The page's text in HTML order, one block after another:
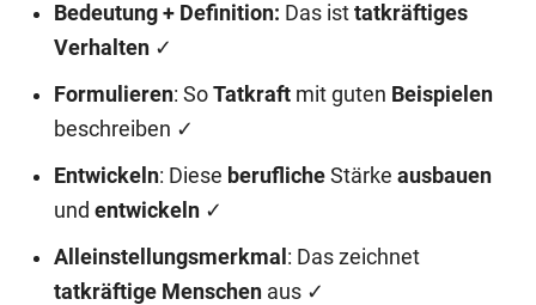
Bedeutung + Definition: Das ist tatkräftiges
Verhalten ✓
Formulieren: So Tatkraft mit guten Beispielen
beschreiben ✓
Entwickeln: Diese berufliche Stärke ausbauen
und entwickeln ✓
Alleinstellungsmerkmal : Das zeichnet
tatkräftige Menschen aus ✓